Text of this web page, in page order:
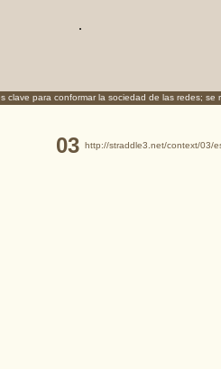
.
clave para conformar la sociedad de las redes;
03 http://straddle3.net/context/03/